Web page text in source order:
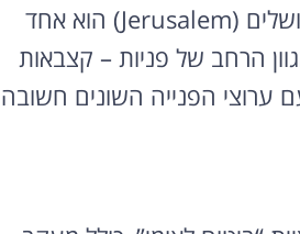
סניף המוסד לביטוח לאומי (National Insurance Institute) בירושלים (Jerusalem) הוא אחד
הרחב של פניות – קצבאות
ערוצי הפנייה השונים חשובה